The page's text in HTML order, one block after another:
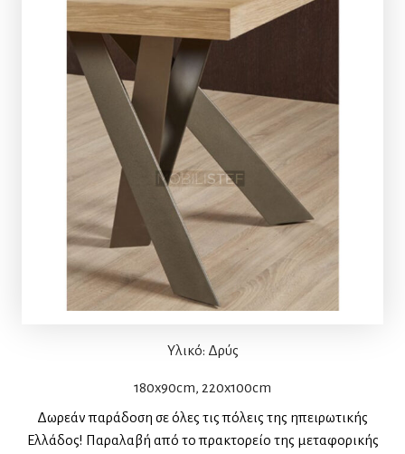
Υλικό: Δρύς
180x90cm, 220x100cm
Δωρεάν παράδοση σε όλες τις πόλεις της ηπειρωτικής
Ελλάδος! Παραλαβή από το πρακτορείο της μεταφορικής